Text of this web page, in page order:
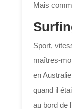
Mais
Sport,
maîtres-
en
quand il
au bord de